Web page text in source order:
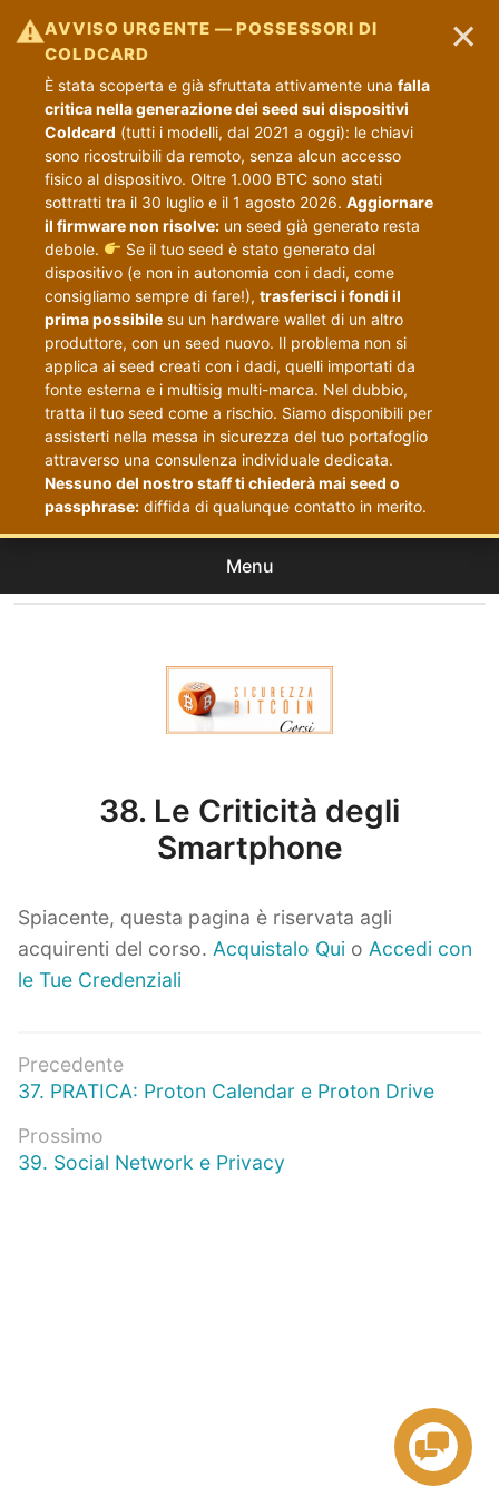
⚠AVVISO URGENTE — POSSESSORI DI
COLDCARD
È stata scoperta e già sfruttata attivamente una falla
critica nella generazione dei seed sui dispositivi
Coldcard (tutti i modelli, dal 2021 a oggi): le chiavi
sono ricostruibili da remoto, senza alcun accesso
fisico al dispositivo. Oltre 1.000 BTC sono stati
sottratti tra il 30 luglio e il 1 agosto 2026. Aggiornare
il firmware non risolve: un seed già generato resta
debole.
Se il tuo seed è stato generato dal
dispositivo (e non in autonomia con i dadi, come
consigliamo sempre di fare!), trasferisci i fondi il
prima possibile su un hardware wallet di un altro
produttore, con un seed nuovo. Il problema non si
applica ai seed creati con i dadi, quelli importati da
fonte esterna e i multisig multi-marca. Nel dubbio,
tratta il tuo seed come a rischio. Siamo disponibili per
assisterti nella messa in sicurezza del tuo portafoglio
attraverso una consulenza individuale dedicata.
Nessuno del nostro staff ti chiederà mai seed o
passphrase: diffida di qualunque contatto in merito.
×
Menu
38. Le Criticità degli
Smartphone
Spiacente, questa pagina è riservata agli
acquirenti del corso. Acquistalo Qui o Accedi con
le Tue Credenziali
Navigazione
articoli
Precedente
Articolo
37. PRATICA: Proton Calendar e Proton Drive
Prossimo
Prossimo
39. Social Network e Privacy